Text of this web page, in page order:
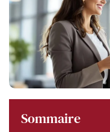
Sommaire